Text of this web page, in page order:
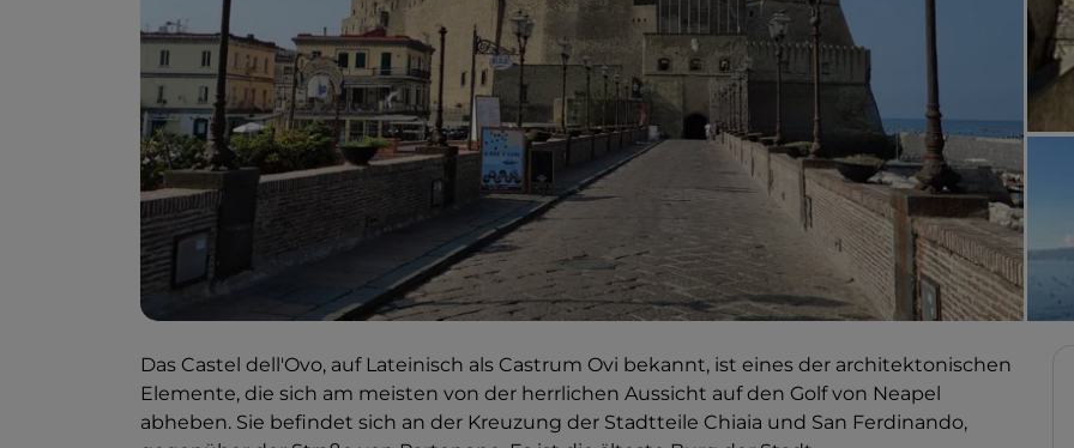
Das Castel dell'Ovo, auf Lateinisch als Castrum Ovi bekannt, ist eines der architektonischen
Elemente, die sich am meisten von der herrlichen Aussicht auf den Golf von Neapel
abheben. Sie befindet sich an der Kreuzung der Stadtteile Chiaia und San Ferdinando,